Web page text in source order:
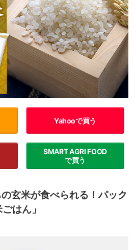
Yahooで買う
SMART AGRI FOOD
で買う
玄米が食べられる！パック
はん」